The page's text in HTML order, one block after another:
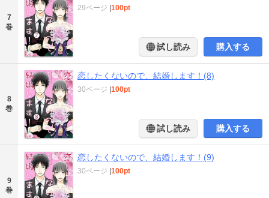
7
巻
29ページ 100pt
試し読み 購入する
8
巻
恋したくないので、結婚します！(8)
30ページ 100pt
試し読み 購入する
9
巻
恋したくないので、結婚します！(9)
30ページ 100pt